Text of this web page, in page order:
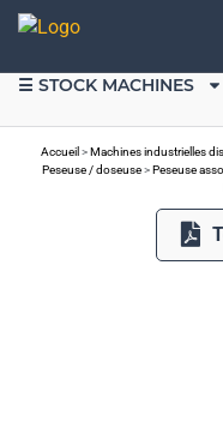
☰ STOCK MACHINES
Accueil >Machines industrielles
Peseuse / doseuse>Peseuse